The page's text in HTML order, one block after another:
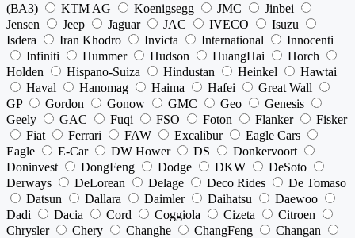
(ВАЗ)
KTM AG Koenigsegg JMC
Jinbei
Jensen
Jeep Jaguar JAC IVECO
Isuzu
Isdera
Iran Khodro Invicta International
Innocenti
Infiniti
Hummer Hudson HuangHai
Horch
Holden
Hispano-Suiza Hindustan Heinkel
Hawtai
Haval
Hanomag Haima Hafei
Great Wall
GP
Gordon Gonow GMC Geo
Genesis
Geely
GAC Fuqi FSO Foton Flanker
Fisker
Fiat
Ferrari FAW Excalibur
Eagle Cars
Eagle
E-Car DW Hower DS
Donkervoort
Doninvest
DongFeng Dodge DKW
DeSoto
Derways
DeLorean Delage Deco Rides
De Tomaso
Datsun
Dallara Daimler Daihatsu
Daewoo
Dadi
Dacia Cord Coggiola Cizeta
Citroen
Chrysler
Chery Changhe ChangFeng
Changan